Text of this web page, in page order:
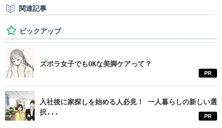
関連記事
ピックアップ
ズボラ女子でもOKな美脚ケアって？
PR
入社後に家探しを始める人必見！ 一人暮らしの新しい選
択...
PR